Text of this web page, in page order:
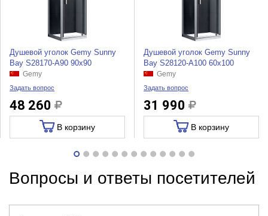
Душевой уголок Gemy Sunny
Bay S28170-A90 90x90
Gemy
Задать вопрос
48 260
В корзину
Душевой уголок Gemy Sunny
Bay S28120-A100 60x100
Gemy
Задать вопрос
31 990
В корзину
Вопросы и ответы посетителей